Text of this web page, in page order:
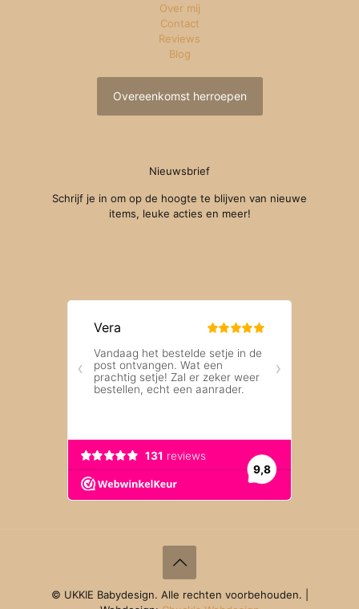
Over mij
Contact
Reviews
Blog
Overeenkomst herroepen
Nieuwsbrief
Schrijf je in om op de hoogte te blijven van nieuwe
items, leuke acties en meer!
© UKKIE Babydesign. Alle rechten voorbehouden. |